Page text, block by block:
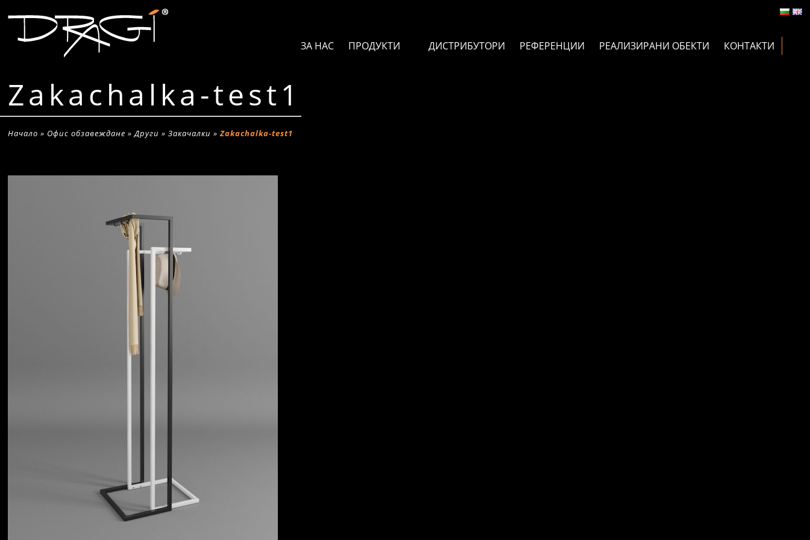
ЗА НАС ПРОДУКТИ ДИСТРИБУТОРИ РЕФЕРЕНЦИИ РЕАЛИЗИРАНИ ОБЕКТИ КОНТАКТИ
Zakachalka-test1
Начало » Офис обзавеждане »Други »Закачалки »Zakachalka-test1